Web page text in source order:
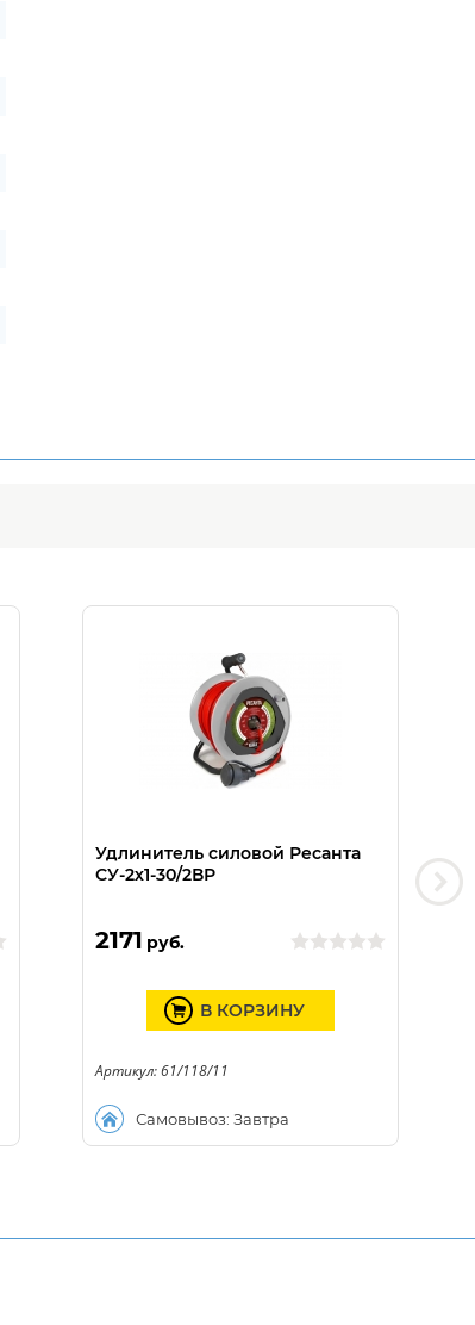
Удлинитель силовой Ресанта
СУ-2х1-30/2ВР
2171 руб.
Самовывоз: Завтра
В КОРЗИНУ
Артикул: 61/118/11